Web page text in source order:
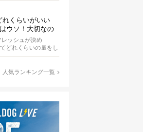
れくらいがいい
ウソ！大切なの
フレッシュ」〜
疑問FAQつき〜
ッシュが決め
れくらいの量をし
ませんか？ よ...
人気ランキング一覧